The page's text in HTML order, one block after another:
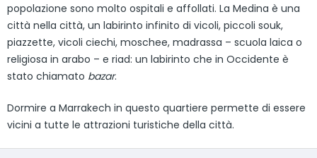
popolazione sono molto ospitali e affollati. La Medina è una
città nella città, un labirinto infinito di vicoli, piccoli souk,
piazzette, vicoli ciechi, moschee, madrassa – scuola laica o
religiosa in arabo – e riad: un labirinto che in Occidente è
stato chiamato bazar.
Dormire a Marrakech in questo quartiere permette di essere
vicini a tutte le attrazioni turistiche della città.